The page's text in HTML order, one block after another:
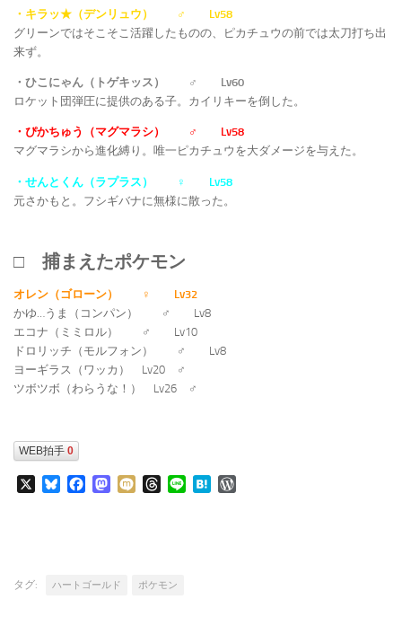
・キラッ★（デンリュウ） ♂ Lv58
グリーンではそこそこ活躍したものの、ピカチュウの前では太刀打ち出
来ず。
・ひこにゃん（トゲキッス） ♂ Lv60
ロケット団弾圧に提供のある子。カイリキーを倒した。
・ぴかちゅう（マグマラシ） ♂ Lv58
マグマラシから進化縛り。唯一ピカチュウを大ダメージを与えた。
・せんとくん（ラプラス） ♀ Lv58
元さかもと。フシギバナに無様に散った。
□ 捕まえたポケモン
オレン（ゴローン） ♀ Lv32
かゆ…うま（コンパン） ♂ Lv8
エコナ（ミミロル） ♂ Lv10
ドロリッチ（モルフォン） ♂ Lv8
ヨーギラス（ワッカ） Lv20 ♂
ツボツボ（わらうな！） Lv26 ♂
WEB拍手 0
BlueskyFacebookMastodon
Mixi Threads
Line Hatena
タグ: ハートゴールド ポケモン